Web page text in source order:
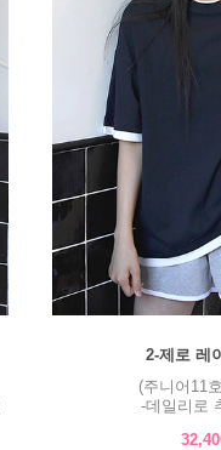
2-제로 레
(주니어11
-데일리로